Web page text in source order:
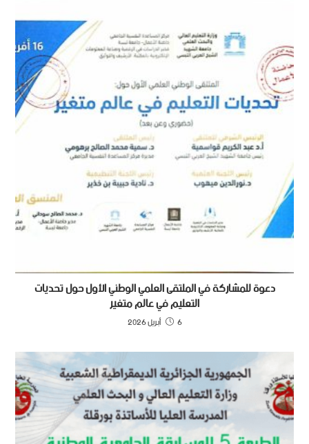
دعوة للمشاركة في الملتقى العلمي الوطني الأول حول تحديات
التعليم في عالم متغير
6 أبريل 2026